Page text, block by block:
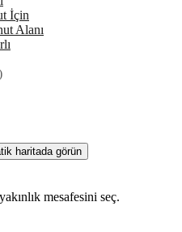
İçin
Alanı
haritada görün
mesafesini seç.